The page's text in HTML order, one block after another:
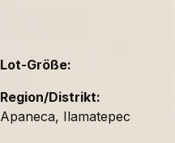
Lot-Größe:
Region/Distrikt:
Apaneca, Ilamatepec